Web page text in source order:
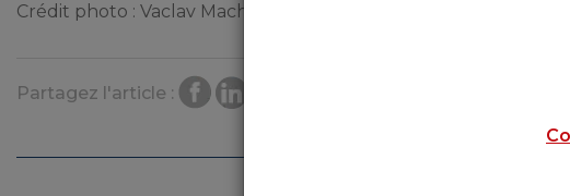
Crédit photo : Vaclav Mach/Shutterstock
Partagez l'article :